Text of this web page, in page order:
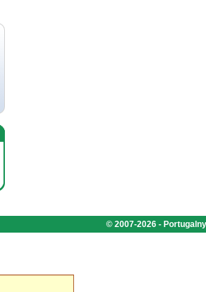
© 2007-2026 -